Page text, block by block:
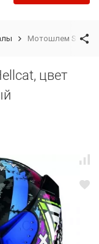
Мотошлем Shark
цвет